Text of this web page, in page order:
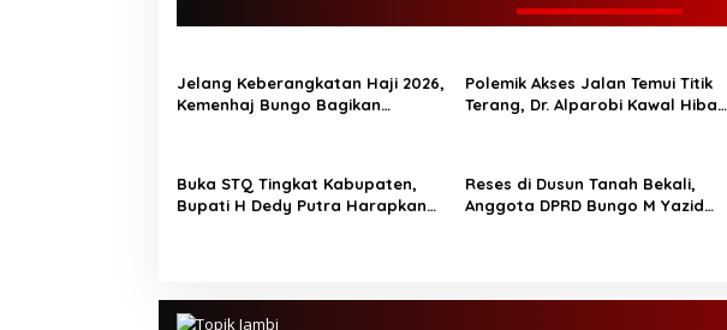
a
a
t
b
u
a
i
s
Jelang Keberangkatan Haji 2026,
Kemenhaj Bungo Bagikan
Polemik Akses Jalan Temui Titik
Terang, Dr. Alparobi Kawal Hibah
Buka STQ Tingkat Kabupaten,
Bupati H Dedy Putra Harapkan
Reses di Dusun Tanah Bekali,
Anggota DPRD Bungo M Yazid